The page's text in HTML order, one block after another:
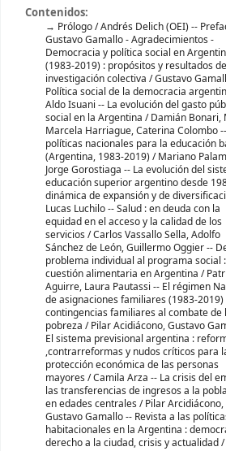
Contenidos:
Prólogo / Andrés Delich (OEI) --
Gustavo Gamallo - Agradecimientos -
Democracia y política social en
(1983-2019) : propósitos y resultados
investigación colectiva / Gustavo
Política social de la democracia
Aldo Isuani -- La evolución del gasto
social en la Argentina / Damián Bonari,
Marcela Harriague, Caterina Colombo
políticas nacionales para la educación
(Argentina, 1983-2019) / Mariano
Jorge Gorostiaga -- La evolución del
educación superior argentino desde
dinámica de expansión y de
Lucas Luchilo -- Salud : en deuda con la
equidad en el acceso y la calidad de los
servicios / Carlos Vassallo Sella, Adolfo
Sánchez de León, Guillermo Oggier --
problema individual al programa social
cuestión alimentaria en Argentina /
Aguirre, Laura Pautassi -- El régimen
de asignaciones familiares (1983-2019)
contingencias familiares al combate de
pobreza / Pilar Acidiácono, Gustavo
El sistema previsional argentina :
,contrarreformas y nudos críticos para
protección económica de las personas
mayores / Camila Arza -- La crisis del
las transferencias de ingresos a la
en edades centrales / Pilar Arcidiácono,
Gustavo Gamallo -- Revista a las
habitacionales en la Argentina :
derecho a la ciudad, crisis y actualidad